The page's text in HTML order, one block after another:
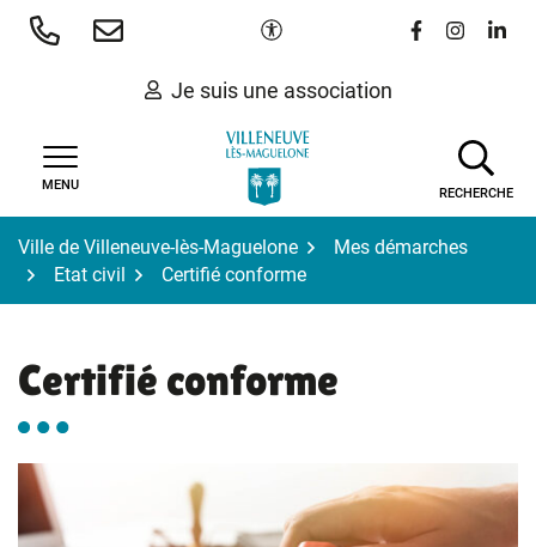
Aller
Paramètres d'accessibilité
Lien vers le
Lien vers
Lien
Je suis une association
MENU
RECHERCHE
Ville de Villeneuve-lès-Maguelone
Mes démarches
Etat civil
Certifié conforme
Certifié conforme